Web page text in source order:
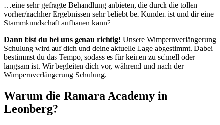
…eine sehr gefragte Behandlung anbieten, die durch die tollen
vorher/nachher Ergebnissen sehr beliebt bei Kunden ist und dir eine
Stammkundschaft aufbauen kann?
Dann bist du bei uns genau richtig! Unsere Wimpernverlängerung
Schulung wird auf dich und deine aktuelle Lage abgestimmt. Dabei
bestimmst du das Tempo, sodass es für keinen zu schnell oder
langsam ist. Wir begleiten dich vor, während und nach der
Wimpernverlängerung Schulung.
Warum die Ramara Academy in
Leonberg?